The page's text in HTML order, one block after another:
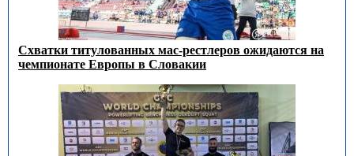
Схватки титулованных мас-рестлеров ожидаются на
чемпионате Европы в Словакии